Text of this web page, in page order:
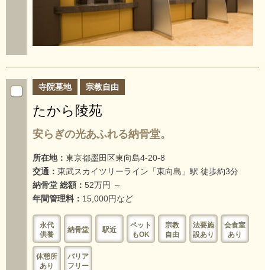
寺院墓地 宗教自由
たから陵苑
安らぎの光あふれる納骨堂。
所在地： 東京都墨田区東向島4-20-8
交通： 東武スカイツリーライン「東向島」駅 徒歩約3分
納骨堂 総額： 52万円 ～
年間管理料： 15,000円など
永代
供養
納骨堂 駅近
ペット
もOK
宗教
自由
法要施
設あり
会食室
あり
休憩所
あり
バリア
フリー